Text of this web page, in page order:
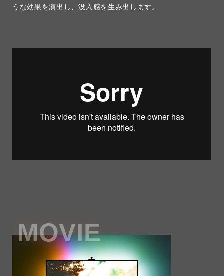
うな効果を演出し、没入感を生み出します。​​​
MOVIE